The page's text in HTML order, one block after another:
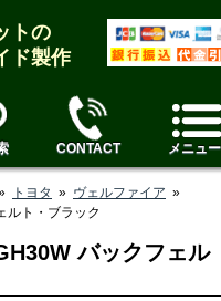
トの
ド製作
CONTACT メニュー
トヨタ » ヴェルファイア »
ルト・ブラック
バックフェル